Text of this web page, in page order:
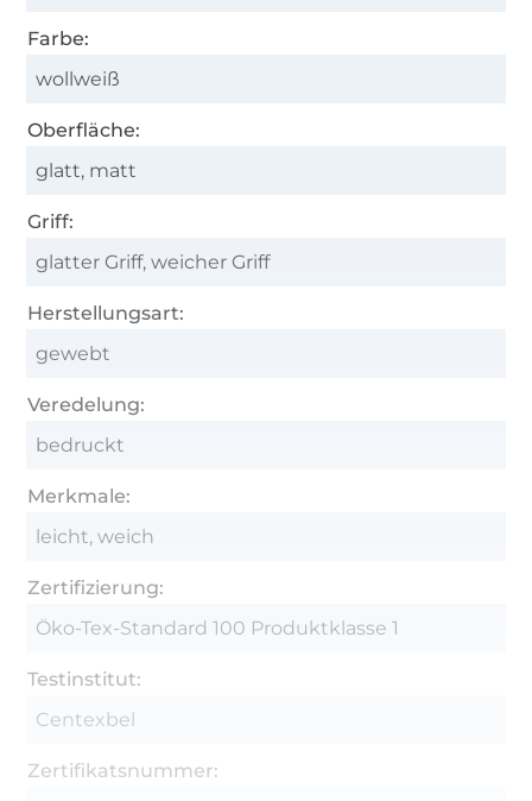
Farbe:
wollweiß
Oberfläche:
glatt, matt
Griff:
glatter Griff, weicher Griff
Herstellungsart:
gewebt
Veredelung:
bedruckt
Merkmale:
leicht, weich
Zertifizierung:
Öko-Tex-Standard 100 Produktklasse 1
Testinstitut:
Centexbel
Zertifikatsnummer: